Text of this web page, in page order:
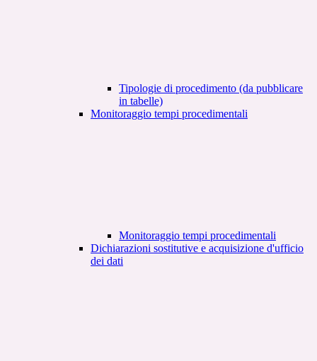
Tipologie di procedimento (da pubblicare
in tabelle)
Monitoraggio tempi procedimentali
Monitoraggio tempi procedimentali
Dichiarazioni sostitutive e acquisizione d'ufficio
dei dati